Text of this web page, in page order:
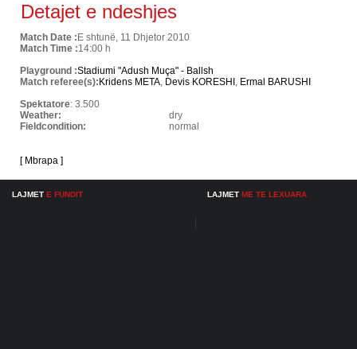
Detajet e ndeshjes
Match Date : E shtunë, 11 Dhjetor 2010
Match Time :14:00 h
Playground :Stadiumi "Adush Muça" - Ballsh
Match referee(s): Kridens META, Devis KORESHI , Ermal BARUSHI
Spektatore: 3.500
Weather:
dry
Fieldcondition:
normal
[ Mbrapa ]
LAJMET E FUNDIT LAJMET ME TE LEXUARA